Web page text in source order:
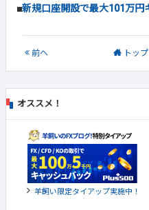
■新規口座開設で最大101万円
前へ トップ
オススメ！
羊飼い限定タイアップ実施中！